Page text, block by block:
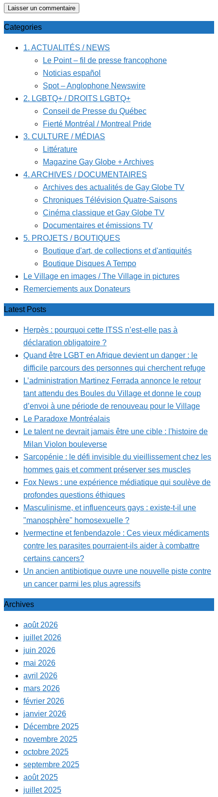
Categories
1. ACTUALITÉS / NEWS
Le Point – fil de presse francophone
Noticias español
Spot – Anglophone Newswire
2. LGBTQ+ / DROITS LGBTQ+
Conseil de Presse du Québec
Fierté Montréal / Montreal Pride
3. CULTURE / MÉDIAS
Littérature
Magazine Gay Globe + Archives
4. ARCHIVES / DOCUMENTAIRES
Archives des actualités de Gay Globe TV
Chroniques Télévision Quatre-Saisons
Cinéma classique et Gay Globe TV
Documentaires et émissions TV
5. PROJETS / BOUTIQUES
Boutique d'art, de collections et d'antiquités
Boutique Disques A Tempo
Le Village en images / The Village in pictures
Remerciements aux Donateurs
Latest Posts
Herpès : pourquoi cette ITSS n’est-elle pas à
déclaration obligatoire ?
Quand être LGBT en Afrique devient un danger : le
difficile parcours des personnes qui cherchent refuge
L’administration Martinez Ferrada annonce le retour
tant attendu des Boules du Village et donne le coup
d’envoi à une période de renouveau pour le Village
Le Paradoxe Montréalais
Le talent ne devrait jamais être une cible : l'histoire de
Milan Violon bouleverse
Sarcopénie : le défi invisible du vieillissement chez les
hommes gais et comment préserver ses muscles
Fox News : une expérience médiatique qui soulève de
profondes questions éthiques
Masculinisme, et influenceurs gays : existe-t-il une
"manosphère" homosexuelle ?
Ivermectine et fenbendazole : Ces vieux médicaments
contre les parasites pourraient-ils aider à combattre
certains cancers?
Un ancien antibiotique ouvre une nouvelle piste contre
un cancer parmi les plus agressifs
Archives
août 2026
juillet 2026
juin 2026
mai 2026
avril 2026
mars 2026
février 2026
janvier 2026
Décembre 2025
novembre 2025
octobre 2025
septembre 2025
août 2025
juillet 2025